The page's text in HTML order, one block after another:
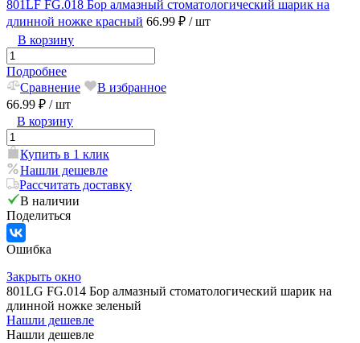
801LF FG.018 Бор алмазный стоматологический шарик на
длинной ножке красный 66.99 ₽ / шт
В корзину
Подробнее
Сравнение
В избранное
66.99 ₽ / шт
В корзину
Купить в 1 клик
Нашли дешевле
Рассчитать доставку
В наличии
Поделиться
Ошибка
Закрыть окно
801LG FG.014 Бор алмазный стоматологический шарик на
длинной ножке зеленый
Нашли дешевле
Нашли дешевле